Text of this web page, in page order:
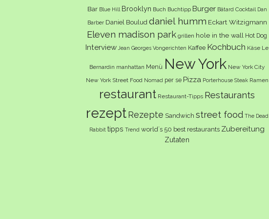
Bar Blue Hill Brooklyn Buch Buchtipp Burger Bâtard Cocktail Dan
Barber Daniel Boulud daniel humm Eckart Witzigmann
Eleven madison park grillen hole in the wall Hot Dog
Interview Jean Georges Vongerichten Kaffee Kochbuch Käse Le
Bernardin manhattan Menü New York New York City
New York Street Food Nomad per se Pizza Porterhouse Steak Ramen
restaurant Restaurant-Tipps Restaurants
rezept Rezepte Sandwich street food The Dead
Rabbit tipps Trend world´s 50 best restaurants Zubereitung
Zutaten